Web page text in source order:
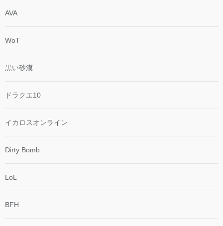
AVA
WoT
黒い砂漠
ドラクエ10
イカロスオンライン
Dirty Bomb
LoL
BFH